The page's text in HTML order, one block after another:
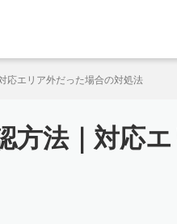
応エリア外だった場合の対処法
方法｜対応